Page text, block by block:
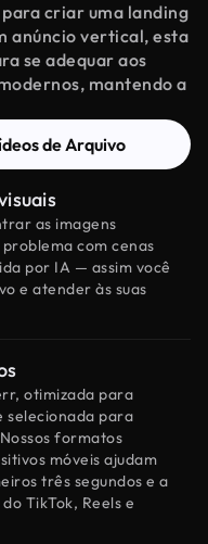
criar uma landing
anúncio vertical, esta
se adequar aos
mantendo a
de Arquivo
as imagens
com cenas
por IA — assim você
e atender às suas
otimizada para
selecionada para
formatos
móveis ajudam
três segundos e a
TikTok, Reels e